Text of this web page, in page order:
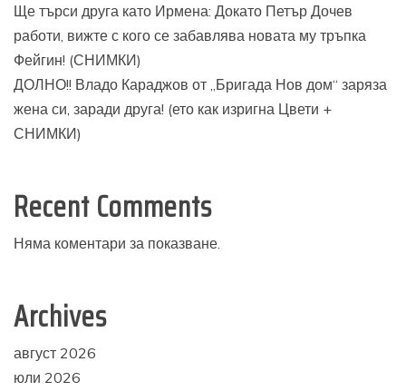
Ще търси друга като Ирмена: Докато Петър Дочев
работи, вижте с кого се забавлява новата му тръпка
Фейгин! (СНИМКИ)
ДОЛНО!! Владо Караджов от „Бригада Нов дом“ заряза
жена си, заради друга! (ето как изригна Цвети +
СНИМКИ)
Recent Comments
Няма коментари за показване.
Archives
август 2026
юли 2026